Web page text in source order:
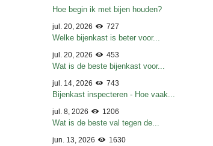
Hoe begin ik met bijen houden?
jul. 20, 2026 727
Welke bijenkast is beter voor...
jul. 20, 2026 453
Wat is de beste bijenkast voor...
jul. 14, 2026 743
Bijenkast inspecteren - Hoe vaak...
jul. 8, 2026 1206
Wat is de beste val tegen de...
jun. 13, 2026 1630